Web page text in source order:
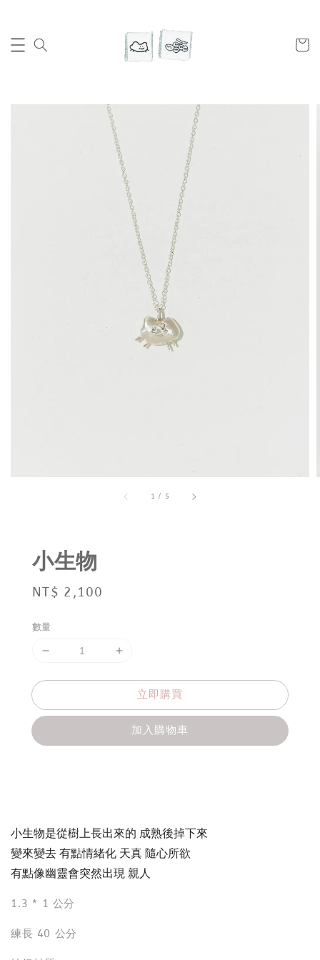
1 / 5
小生物
Regular
NT$ 2,100
數量
立即購買
加入購物車
小生物是從樹上長出來的 成熟後掉下來
變來變去 有點情緒化 天真 隨心所欲
有點像幽靈會突然出現 親人
1.3 * 1 公分
練長 40 公分